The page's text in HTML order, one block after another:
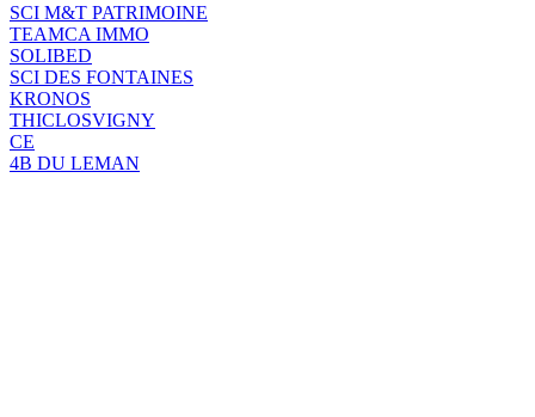
SCI M&T PATRIMOINE
TEAMCA IMMO
SOLIBED
SCI DES FONTAINES
KRONOS
THICLOSVIGNY
CE
4B DU LEMAN